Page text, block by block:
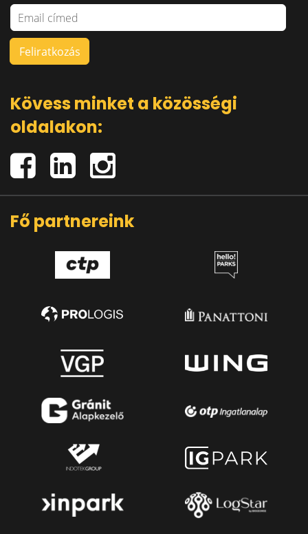
Kövess minket a közösségi
oldalakon:
Fő partnereink